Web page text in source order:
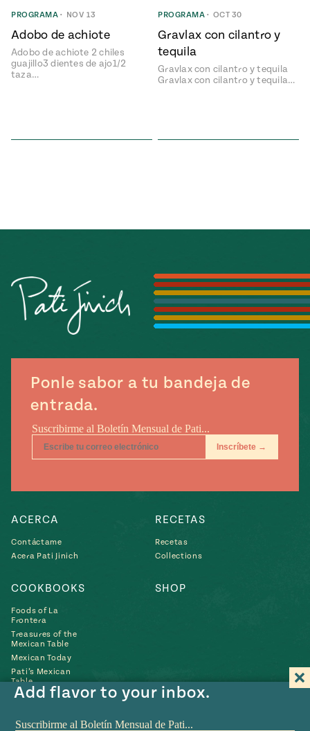
Add flavor to your inbox.
PROGRAMA • NOV 13
Adobo de achiote
Adobo de achiote 2 chiles
guajillo3 dientes de ajo1/2
taza…
PROGRAMA • OCT 30
Gravlax con cilantro y
tequila
Gravlax con cilantro y tequila
Gravlax con cilantro y tequila…
Ponle sabor a tu bandeja de
entrada.
ACERCA
Contáctame
Acera Pati Jinich
RECETAS
Recetas
Collections
COOKBOOKS
Foods of La
Frontera
Treasures of the
Mexican Table
Mexican Today
Pati’s Mexican
Table
SHOP
Búscame